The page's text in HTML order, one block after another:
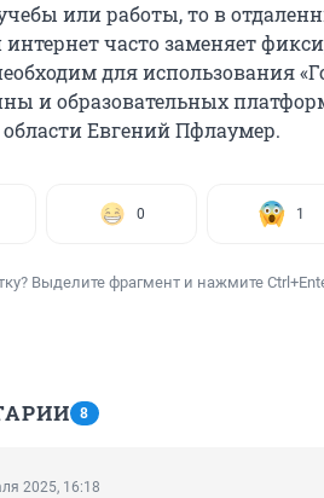
или работы, то в
часто заменяет
для использования
и образовательных
Евгений Пфлаумер.
0 1
Выделите фрагмент и нажмите
8
2025, 16:18